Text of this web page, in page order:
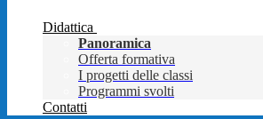
Didattica
Panoramica
Offerta formativa
I progetti delle classi
Programmi svolti
Contatti